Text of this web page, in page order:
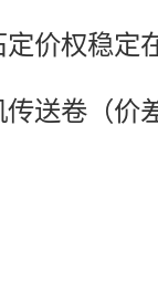
价权稳定
送卷（价